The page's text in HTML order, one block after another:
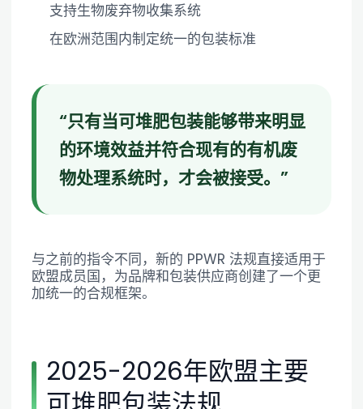
支持生物废弃物收集系统
在欧洲范围内制定统一的包装标准
“只有当可堆肥包装能够带来明显
的环境效益并符合现有的有机废
物处理系统时，才会被接受。”
与之前的指令不同，新的 PPWR 法规直接适用于
欧盟成员国，为品牌和包装供应商创建了一个更
加统一的合规框架。
2025-2026年欧盟主要